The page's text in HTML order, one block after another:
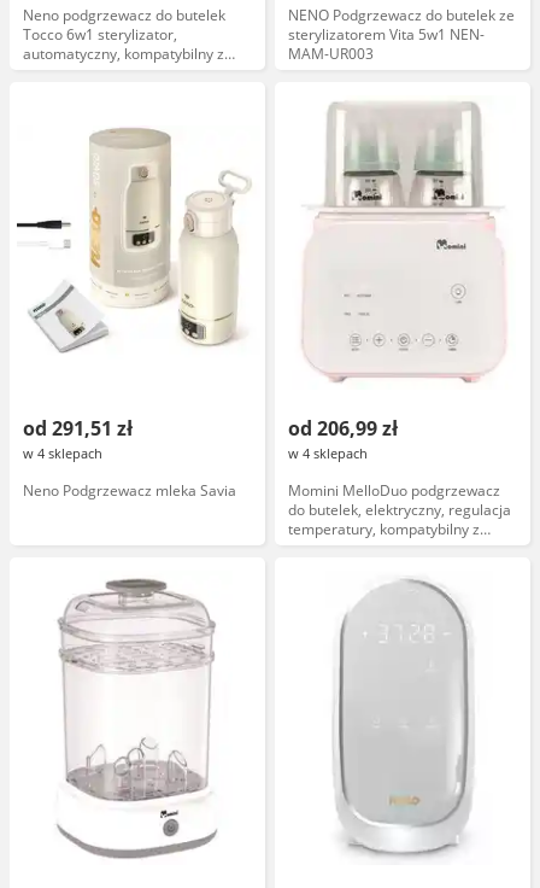
Neno podgrzewacz do butelek
Tocco 6w1 sterylizator,
automatyczny, kompatybilny z
różnymi rozmiarami butelek,
NENO Podgrzewacz do butelek ze
sterylizatorem Vita 5w1 NEN-
MAM-UR003
od 291,51 zł
w 4 sklepach
Neno Podgrzewacz mleka Savia
od 206,99 zł
w 4 sklepach
Momini MelloDuo podgrzewacz
do butelek, elektryczny, regulacja
temperatury, kompatybilny z
butelkami 150-330 ml